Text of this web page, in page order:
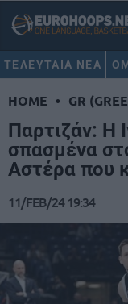
ΤΕΛΕΥΤΑΙΑ ΝΕΑ
HOME • GR
Παρτιζάν: Η
σπασμένα
Αστέρα που
11/FEB/24 19:34